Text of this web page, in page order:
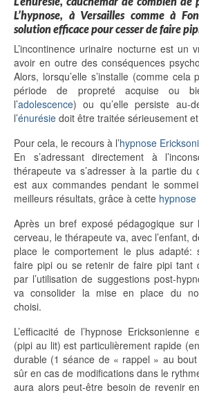
L’hypnose, à Versailles comme à
solution efficace pour cesser de faire
L’incontinence urinaire nocturne est un
avoir en outre des conséquences
Alors, lorsqu’elle s’installe (comme
période de propreté acquise ou
l’adolescence) ou qu’elle persiste au-
l’énurésie doit être traitée sérieusement
Pour cela, le recours à l’hypnose
En s’adressant directement à
thérapeute va s’adresser à la partie du
est aux commandes pendant le
meilleurs résultats, grâce à cette
Après un bref exposé pédagogique sur
cerveau, le thérapeute va, avec l’enfant,
place le comportement le plus adapté:
faire pipi ou se retenir de faire pipi tant
par l’utilisation de suggestions post-
va consolider la mise en place du
choisi.
L’efficacité de l’hypnose Ericksonienne
(pipi au lit) est particulièrement rapide
durable (1 séance de « rappel » au
sûr en cas de modifications dans le
aura alors peut-être besoin de revenir